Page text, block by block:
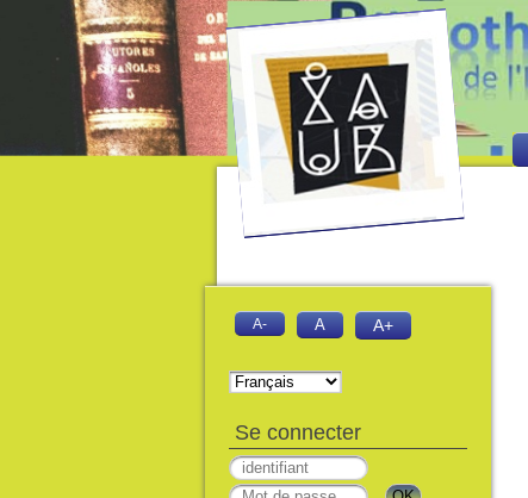
A- A A+
Se connecter